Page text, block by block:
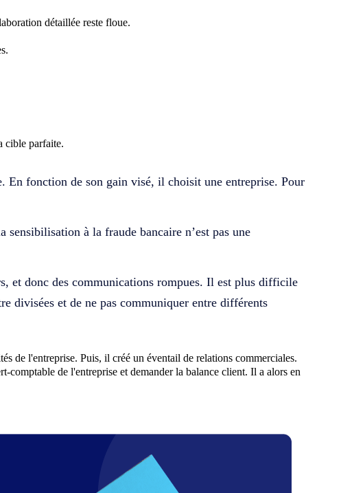
détaillée reste floue.
cible parfaite.
. En fonction de son gain visé, il choisit une entreprise. Pour
sensibilisation à la fraude bancaire n’est pas une
, et donc des communications rompues. Il est plus difficile
divisées et de ne pas communiquer entre différents
de l'entreprise. Puis, il créé un éventail de relations commerciales.
comptable de l'entreprise et demander la balance client. Il a alors en